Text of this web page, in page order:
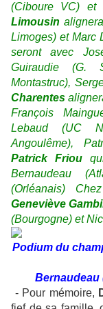
(Ciboure VC) et
Limousin
Limoges) et Marc
seront avec
Guiraudie (G.
Montastruc),
Charentes
François
Lebaud (UC
Angoulême),
Patrick
Friouqui
Bernaudeau
(Orléanais)
Geneviève
(Bourgogne) et
Podium du
Bernaudeau
- Pour mémoire,